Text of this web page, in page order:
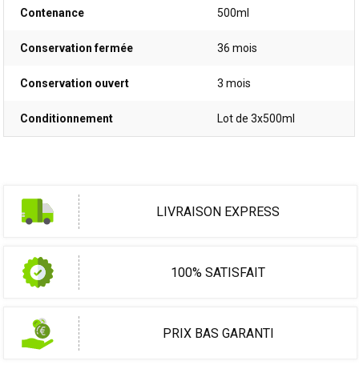
Contenance 500ml
Conservation fermée 36 mois
Conservation ouvert 3 mois
Conditionnement Lot de 3x500ml
LIVRAISON EXPRESS
100% SATISFAIT
PRIX BAS GARANTI